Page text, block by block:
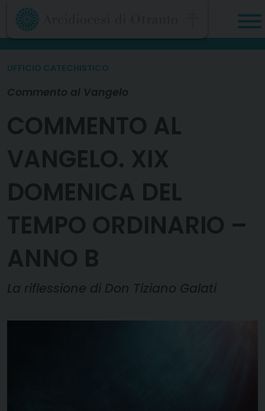
Skip
content
UFFICIO CATECHISTICO
Commento al Vangelo
COMMENTO AL
VANGELO. XIX
DOMENICA DEL
TEMPO ORDINARIO –
ANNO B
La riflessione di Don Tiziano Galati